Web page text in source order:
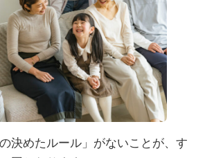
決めたルール」がないことが、す